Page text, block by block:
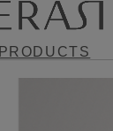
PRODUCTS